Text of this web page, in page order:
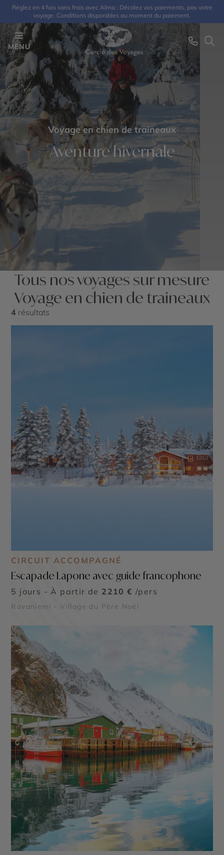
Réglez en 4 fois sans frais avec Alma : Décalez vos paiements, pas votre
voyage. Conditions disponibles au moment du paiement.
MENU
Voyage en chien de traineaux
Aventure hivernale
Tous nos voyages sur mesure
Voyage en chien de traineaux
4 résultats
CIRCUIT ACCOMPAGNÉ
Escapade Lapone avec guide francophone
5 jours - À partir de 2210 € /pers
Rovaniemi - Village du Père Noël